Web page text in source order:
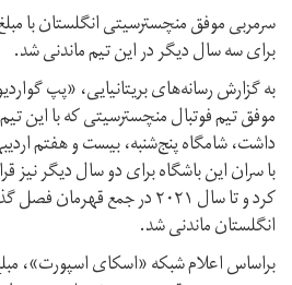
برای سه سال دیگر در این تیم ماندنی شد.
به گزارش رسانه‌های بریتانیایی، «پپ
موفق تیم فوتبال منچسترسیتی که با این
با سران این باشگاه برای دو سال دیگر نیز
کرد و تا سال ۲۰۲۱ در جمع
انگلستان ماندنی شد.
براساس اعلام شبکه «اسکای اسپورت»، مبلغ